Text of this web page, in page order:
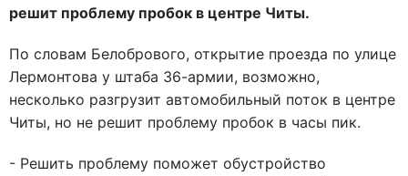
решит проблему пробок в центре Читы.
По словам Белобрового, открытие проезда по улице
Лермонтова у штаба 36-армии, возможно,
несколько разгрузит автомобильный поток в центре
Читы, но не решит проблему пробок в часы пик.
- Решить проблему поможет обустройство